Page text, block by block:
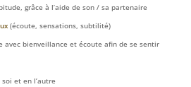
grâce à l’aide de son / sa partenaire
(écoute, sensations, subtilité)
avec bienveillance et écoute afin de se sentir
et en l’autre